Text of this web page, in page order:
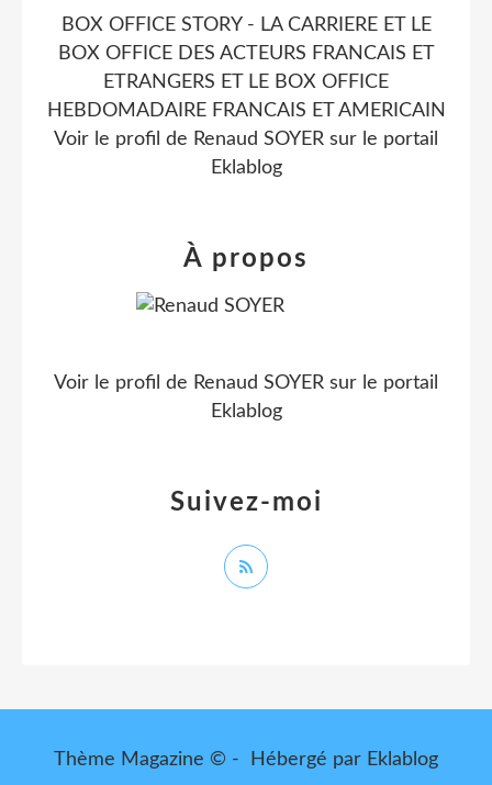
BOX OFFICE STORY - LA CARRIERE ET LE
BOX OFFICE DES ACTEURS FRANCAIS ET
ETRANGERS ET LE BOX OFFICE
HEBDOMADAIRE FRANCAIS ET AMERICAIN
Voir le profil de Renaud SOYER sur le portail
Eklablog
Suivez-moi
À propos
Voir le profil de Renaud SOYER sur le portail
Eklablog
Thème Magazine © - Hébergé par Eklablog